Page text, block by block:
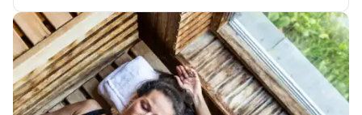
SøndagSpa